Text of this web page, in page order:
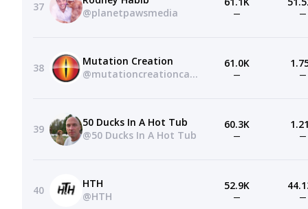
37
@planetpawsmedia
— —
38
Mutation Creation
@mutationcreationcanada
61.0K
— —
39
50 Ducks In A Hot Tub
@50 Ducks In A Hot Tub
60.3K
— —
40
HTH
@HTH
52.9K
— —